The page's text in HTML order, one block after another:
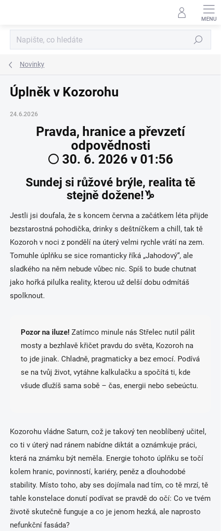
Hledat
Novinky
Úplněk v Kozorohu
24.6.2026
Pravda, hranice a převzetí
odpovědnosti
🌕 30. 6. 2026 v 01:56
Sundej si růžové brýle, realita tě
stejně dožene!♑
Jestli jsi doufala, že s koncem června a začátkem léta přijde
bezstarostná pohodička, drinky s deštníčkem a chill, tak tě
Kozoroh v noci z pondělí na úterý velmi rychle vrátí na zem.
Tomuhle úplňku se sice romanticky říká „Jahodový“, ale
sladkého na něm nebude vůbec nic. Spíš to bude chutnat
jako hořká pilulka reality, kterou už delší dobu odmítáš
spolknout.
Pozor na iluze! Zatímco minule nás Střelec nutil pálit
mosty a bezhlavě křičet pravdu do světa, Kozoroh na
to jde jinak. Chladně, pragmaticky a bez emocí. Podívá
se na tvůj život, vytáhne kalkulačku a spočítá ti, kde
všude dlužíš sama sobě – čas, energii nebo sebeúctu.
Kozorohu vládne Saturn, což je takový ten neoblíbený učitel,
co ti v úterý nad ránem nabídne diktát a oznámkuje práci,
která na známku být neměla. Energie tohoto úplňku se točí
kolem hranic, povinností, kariéry, peněz a dlouhodobé
stability. Místo toho, aby ses dojímala nad tím, co tě mrzí, tě
tahle konstelace donutí podívat se pravdě do očí: Co ve tvém
životě skutečně funguje a co je jenom hezká, ale naprosto
nefunkční fasáda?